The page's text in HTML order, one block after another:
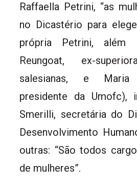
Raffaella Petrini, “as
no Dicastério para
própria Petrini, além
Reungoat, ex-
salesianas, e
presidente da Umofc),
Smerilli, secretária do
Desenvolvimento
outras: “São todos
de mulheres”.